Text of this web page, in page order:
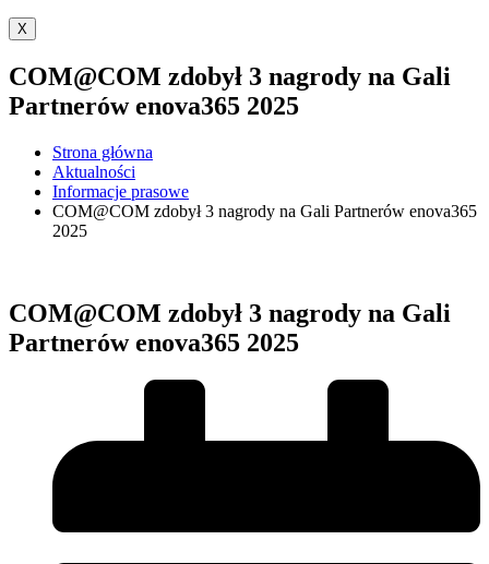
X
COM@COM zdobył 3 nagrody na Gali
Partnerów enova365 2025
Strona główna
Aktualności
Informacje prasowe
COM@COM zdobył 3 nagrody na Gali Partnerów enova365
2025
COM@COM zdobył 3 nagrody na Gali
Partnerów enova365 2025